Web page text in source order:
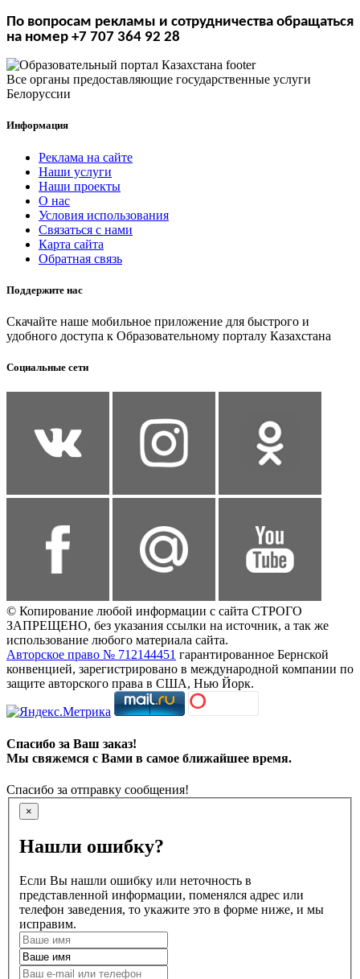
По вопросам рекламы и сотрудничества обращаться
на номер +7 707 364 92 28
Все органы предоставляющие государственные услуги
Белоруссии
Информация
Реклама на сайте
Наши услуги
Наши проекты
О нас
Условия использования
Связаться с нами
Карта сайта
Обратная связь
Поддержите нас
Скачайте наше мобильное приложение для быстрого и
удобного доступа к Образовательному порталу Казахстана
Социальные сети
© Копирование любой информации с сайта СТРОГО
ЗАПРЕЩЕНО, без указания ссылки на источник, а так же
использование любого материала сайта.
Авторское право № 712144451 гарантированное Бернской
конвенцией, зарегистрировано в международной компании по
защите авторского права в США, Нью Йорк.
Спасибо за Ваш заказ!
Мы свяжемся с Вами в самое ближайшее время.
Спасибо за отправку сообщения!
×
Нашли ошибку?
Если Вы нашли ошибку или неточность в
представленной информации, поменялся адрес или
телефон заведения, то укажите это в форме ниже, и мы
исправим.